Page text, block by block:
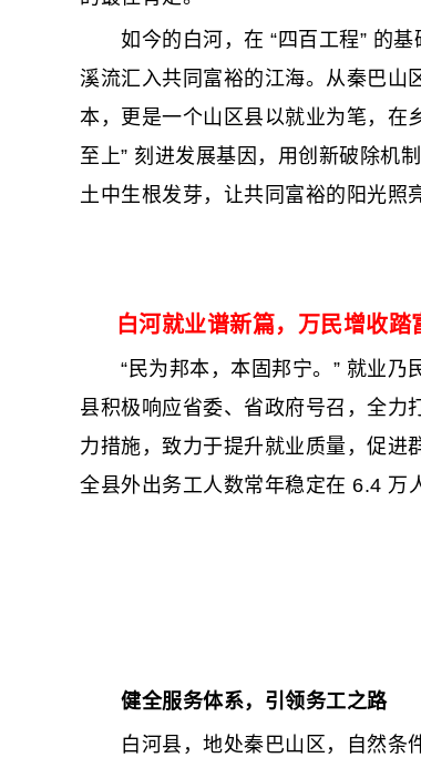
如今的白河，在 “四百工程” 的基
溪流汇入共同富裕的江海。从秦巴山
本，更是一个山区县以就业为笔，
至上” 刻进发展基因，用创新破除机
土中生根发芽，让共同富裕的阳光照
白河就业谱新篇，万民增收
“民为邦本，本固邦宁。” 就业乃
县积极响应省委、省政府号召，全力
力措施，致力于提升就业质量，促进
全县外出务工人数常年稳定在 6.4 万
健全服务体系，引领务工之路
白河县，地处秦巴山区，自然条件